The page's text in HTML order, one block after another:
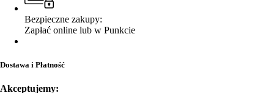
Bezpieczne zakupy:
Zapłać online lub w Punkcie
Dostawa i Płatność
Akceptujemy: